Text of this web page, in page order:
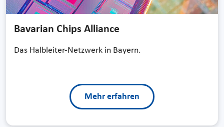
Bavarian Chips Alliance
Das Halbleiter-Netzwerk in Bayern.
Mehr erfahren